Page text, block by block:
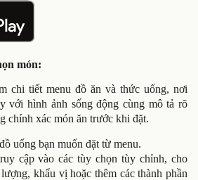
món:
chi tiết menu đồ ăn và thức uống, nơi
với hình ảnh sống động cùng mô tả rõ
chính xác món ăn trước khi đặt.
uống bạn muốn đặt từ menu.
cập vào các tùy chọn tùy chỉnh, cho
khẩu vị hoặc thêm các thành phần